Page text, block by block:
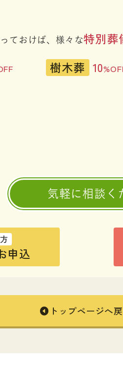
ておけば、 様々な特別葬
樹木葬 10
気軽に相談く
申込
トップページへ